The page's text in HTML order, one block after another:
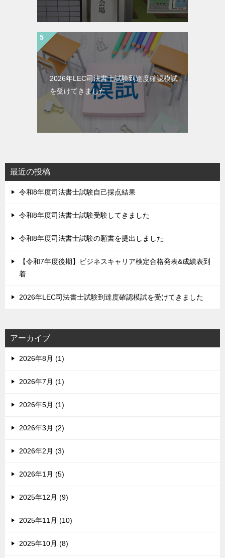
2026年LEC司法書士試験到達度確認模試
を受けてきました
最近の投稿
令和8年度司法書士試験自己採点結果
令和8年度司法書士試験受験してきました
令和8年度司法書士試験の願書を提出しました
【令和7年度後期】ビジネスキャリア検定合格発表&成績表到
着
2026年LEC司法書士試験到達度確認模試を受けてきました
アーカイブ
2026年8月 (1)
2026年7月 (1)
2026年5月 (1)
2026年3月 (2)
2026年2月 (3)
2026年1月 (5)
2025年12月 (9)
2025年11月 (10)
2025年10月 (8)